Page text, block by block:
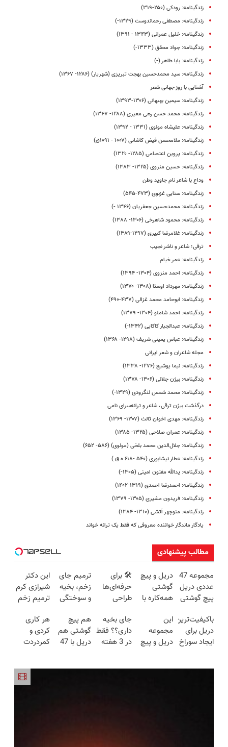
زندگینامه: رودکی (۲۵۰-۳۱۹)
زندگینامه: مصطفی رحماندوست (۱۳۲۹-)
زندگینامه: خلیل عمرانی (۱۳۴۳ - ۱۳۹۱)
زندگینامه: جواد محقق (۱۳۳۳-)
زندگینامه: بابا طاهر (-)
زندگینامه: سید محمدحسین بهجت تبریزی (شهریار) (۱۲۸۶- ۱۳۶۷)
آشنایی با روز جهانی شعر
زندگینامه: سیمین بهبهانی (۱۳۰۶-۱۳۹۳)
زندگینامه: محمد حسن رهی معیری (۱۲۸۸- ۱۳۴۷)
زندگینامه: علیشاه مولوی (۱۳۳۱ - ۱۳۹۲)
زندگینامه: ملامحسن فیض کاشانی (۱۰۰۷ - ۱۰۹۱ق)
زندگینامه: پروین اعتصامی (۱۲۸۵- ۱۳۲۰)
زندگینامه: حسین منزوی (۱۳۲۵- ۱۳۸۳)
وداع با شاعر نام جاوید وطن
زندگینامه: سنایی غزنوی (۴۷۳-۵۴۵)
زندگینامه: محمدحسین جعفریان (۱۳۴۶ -)
زندگینامه: محمود شاهرخی (۱۳۰۶- ۱۳۸۸)
زندگینامه: غلامرضا کبیری (۱۲۹۷-۱۳۸۹)
ترقی؛ شاعر و ناشر نجیب
زندگینامه: عمر خیام
زندگینامه: احمد منزوی (۱۳۰۴- ۱۳۹۴)
زندگینامه: مهرداد اوستا (۱۳۰۸- ۱۳۷۰)
زندگینامه: ابوحامد محمد غزالی (۴۳۷-۴۹۰)
زندگینامه: احمد شاملو (۱۳۰۴- ۱۳۷۹)
زندگینامه: عبدالجبار کاکایی (۱۳۴۲-)
زندگینامه: عباس یمینی شریف (۱۲۹۸- ۱۳۶۸)
مجله شاعران و شعر ایرانی
زندگینامه: نیما یوشیج (۱۲۷۶- ۱۳۳۸)
زندگینامه: بیژن جلالی (۱۳۰۶- ۱۳۷۸)
زندگینامه: محمد شمس ‌لنگرودی (۱۳۲۹-)
درگذشت بیژن ترقی، شاعر و ترانه‌سرای نامی
زندگینامه: مهدی اخوان ثالث (۱۳۰۷- ۱۳۶۹)
زندگینامه: عمران صلاحی (۱۳۲۵- ۱۳۸۵)
زندگینامه: جلال‌الدین محمد بلخی (مولوی) (۵۸۶- ۶۵۲)
زندگینامه: عطار نیشابوری (۵۴۰ -۶۱۸ ه.ق.)
زندگینامه: یدالله مفتون امینی (۱۳۰۵-)
زندگینامه: احمدرضا احمدی (۱۳۱۹-۱۴۰۲)
زندگینامه: فریدون مشیری (۱۳۰۵- ۱۳۷۹)
زندگینامه: منوچهر آتشی (۱۳۱۰- ۱۳۸۴)
یادگار ماندگار خواننده‌ معروفی که فقط یک ترانه خواند
مطالب پیشنهادی
مجموعه 47
عددی دریل
پیچ گوشتی
(تخفیف به
مدت
محدود)
دریل و پیچ
گوشتی
همه‌کاره با
هوشمند ⚙️
(نصف
قیمت بازار
🛠️ برای
حرفه‌ای‌ها
طراحی
همه قابل
استفاده‌ست!
ترمیم جای
زخم، بخیه
و سوختگی
هفته!!😍
این دکتر
شیرازی کرم
ترمیم زخم
ساخت!!!
باکیفیت‌ترین
دریل برای
ایجاد سوراخ
این
مجموعه
دریل و پیچ
جای بخیه
داری؟؟ فقط
در 3 هفته
هم پیچ
گوشتی هم
دریل با 47
هر کاری
کردی و
کمردردت
پرسشنامه و
دریافت راه